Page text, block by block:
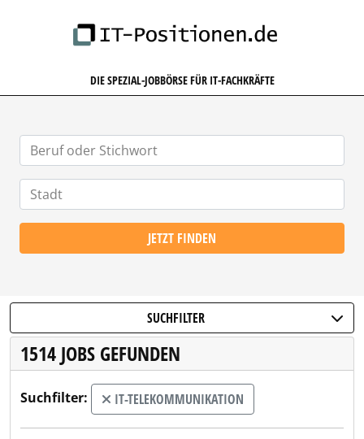
DIE SPEZIAL-JOBBÖRSE FÜR IT-FACHKRÄFTE
JETZT FINDEN
SUCHFILTER
1514 JOBS GEFUNDEN
Suchfilter: IT-TELEKOMMUNIKATION